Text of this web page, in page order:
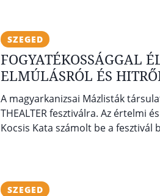
SZEGED
FOGYATÉKOSSÁGGAL
ELMÚLÁSRÓL ÉS
A magyarkanizsai Mázlisták
THEALTER fesztiválra. Az értelmi
Kocsis Kata számolt be a fesztivál
SZEGED